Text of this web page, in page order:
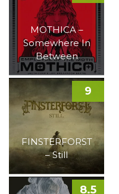
MOTHICA –
Somewhere In
Between
FINSTERFORST
– Still
9
8.5